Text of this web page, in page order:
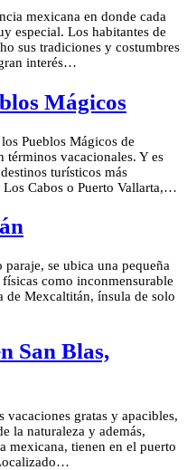
mexicana en donde cada
especial. Los habitantes de
sus tradiciones y costumbres
interés…
Mágicos
Pueblos Mágicos de
términos vacacionales. Y es
turísticos más
Cabos o Puerto Vallarta,…
se ubica una pequeña
como inconmensurable
de Mexcaltitán, ínsula de solo
San Blas,
vacaciones gratas y apacibles,
la naturaleza y además,
mexicana, tienen en el puerto